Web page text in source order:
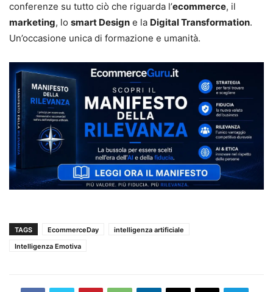
conferenze su tutto ciò che riguarda l’ecommerce, il
marketing, lo smart Design e la Digital Transformation.
Un’occasione unica di formazione e umanità.
TAGS EcommerceDay
intelligenza artificiale
Intelligenza Emotiva